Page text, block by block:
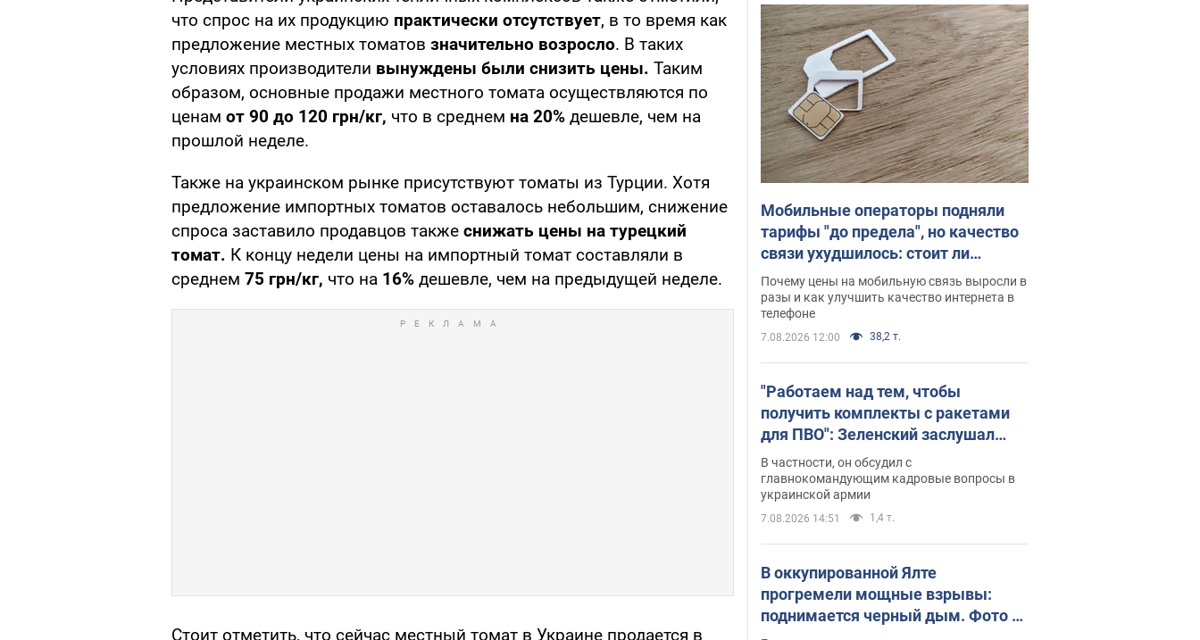
что спрос на их продукцию практически отсутствует, в то время как
предложение местных томатов значительно возросло. В таких
условиях производители вынуждены были снизить цены. Таким
образом, основные продажи местного томата осуществляются по
ценам от 90 до 120 грн/кг, что в среднем на 20% дешевле, чем на
прошлой неделе.
Также на украинском рынке присутствуют томаты из Турции. Хотя
предложение импортных томатов оставалось небольшим, снижение
спроса заставило продавцов также снижать цены на турецкий
томат. К концу недели цены на импортный томат составляли в
среднем 75 грн/кг, что на 16% дешевле, чем на предыдущей неделе.
Стоит отметить, что сейчас местный томат в Украине продается в
Мобильные операторы подняли
тарифы "до предела", но качество
связи ухудшилось: стоит ли
жаловаться на цены
Почему цены на мобильную связь выросли в
разы и как улучшить качество интернета в
телефоне
7.08.2026 12:00 38,2 т.
"Работаем над тем, чтобы
получить комплекты с ракетами
для ПВО": Зеленский заслушал
доклад Драпатого и объявил о
новых мерах
В частности, он обсудил с
главнокомандующим кадровые вопросы в
украинской армии
7.08.2026 14:51 1,4 т.
В оккупированной Ялте
прогремели мощные взрывы:
поднимается черный дым. Фото и